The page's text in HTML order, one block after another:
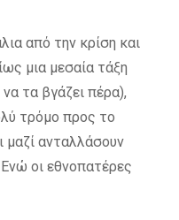
από την κρίση και
μια μεσαία τάξη
τα βγάζει πέρα),
τρόμο προς το
μαζί ανταλλάσουν
οι εθνοπατέρες